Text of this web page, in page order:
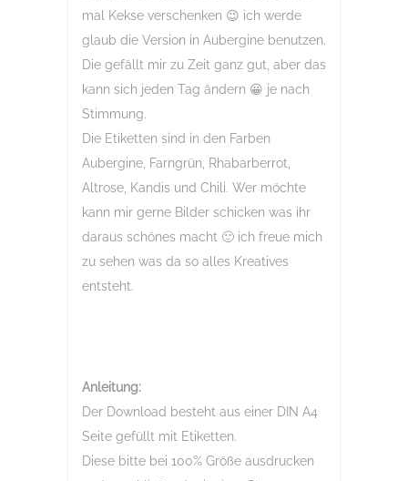
mal Kekse verschenken 😉 ich werde
glaub die Version in Aubergine benutzen.
Die gefällt mir zu Zeit ganz gut, aber das
kann sich jeden Tag ändern 😀 je nach
Stimmung.
Die Etiketten sind in den Farben
Aubergine, Farngrün, Rhabarberrot,
Altrose, Kandis und Chili. Wer möchte
kann mir gerne Bilder schicken was ihr
daraus schönes macht 🙂 ich freue mich
zu sehen was da so alles Kreatives
entsteht.
Anleitung:
Der Download besteht aus einer DIN A4
Seite gefüllt mit Etiketten.
Diese bitte bei 100% Größe ausdrucken